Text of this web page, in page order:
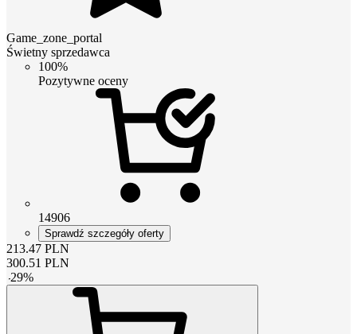
Game_zone_portal
Świetny sprzedawca
100%
Pozytywne oceny
14906
Sprawdź szczegóły oferty
213.47 PLN
300.51 PLN
-29%